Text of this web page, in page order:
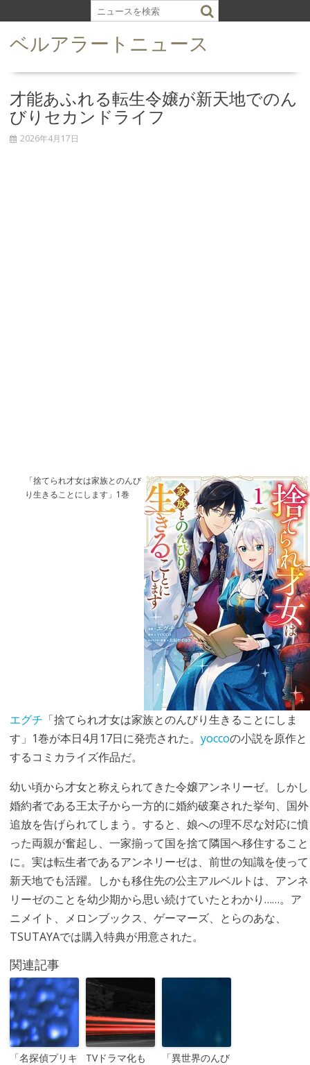
k
ベルアラートニュース
才能あふれる転生令嬢が新天地でのん
びりセカンドライフ
2026年4月17日
「捨てられ才女は家族とのんび
り生きることにします」1巻
エグチ 「捨てられ才女は家族とのんびり生きることにしま
す」1巻が本日4月17日に発売された。 yoccoの小説を原作と
するコミカライズ作品だ。
幼い頃から才女と称えられてきた令嬢アンネリーゼ。しかし
婚約者である王太子から一方的に婚約破棄された挙句、国外
追放を告げられてしまう。すると、娘への理不尽な対応に憤
った両親が奮起し、一家揃って国を捨て隣国へ移住すること
に。実は転生者であるアンネリーゼは、前世の知識を使って
新天地でも活躍。しかも移住先の公主アルベルトは、アンネ
リーゼのことを幼少期から思い続けていたとわかり……。ア
ニメイト、メロンブックス、ゲーマーズ、とらのあな、
TSUTAYAでは購入特典が用意された。
関連記事
「名探偵プリキ
TVドラマ化も
「異世界のんび